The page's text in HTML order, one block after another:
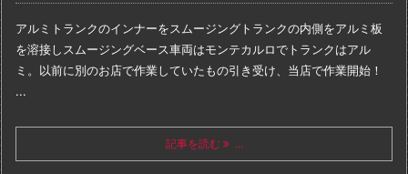
アルミトランクのインナーをスムージング トランクの内側をアルミ板
を溶接しスムージングベース車両はモンテカルロでトランクはアル
ミ。 以前に別のお店で作業していたもの引き受け、 当店で作業開始！
...
記事を読む ...